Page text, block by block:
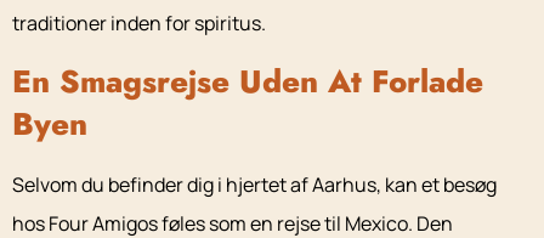
traditioner inden for spiritus.
En Smagsrejse Uden At Forlade
Byen
Selvom du befinder dig i hjertet af Aarhus, kan et besøg
hos Four Amigos føles som en rejse til Mexico. Den